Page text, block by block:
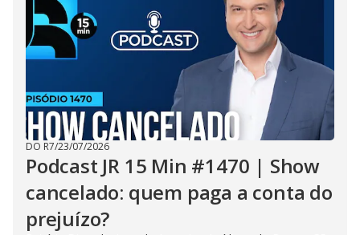
DO R7/23/07/2026
Podcast JR 15 Min #1470 | Show
cancelado: quem paga a conta do
prejuízo?